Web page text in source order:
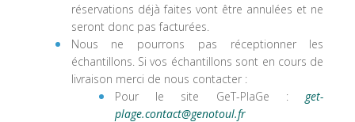
réservations déjà faites vont être annulées et ne
seront donc pas facturées.
Nous ne pourrons pas réceptionner les
échantillons. Si vos échantillons sont en cours de
livraison merci de nous contacter :
Pour le site GeT-PlaGe : get-
plage.contact@genotoul.fr